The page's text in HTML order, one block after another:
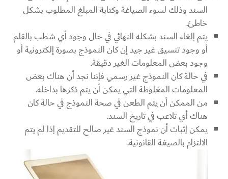
السند وذلك لسوء الصياغة وكتابة المبلغ المطلوب بشكل
خاطئ.
يتم إلغاء السند بشكله النهائي في حال وجود أي شطب بالقلم
أو وجود تنسيق غير جيد إن كان النموذج بصورة إلكترونية أو
وجود بعض المعلومات الغير دقيقة.
في حالة كان النموذج غير رسمي فإننا نجد أن هناك بعض
المعلومات المغلوطة التي يمكن أن يتم ذكرها بداخله.
من الممكن أن يتم الطعن في صحة النموذج في حالة كان
هناك أي تلاعب في تاريخ السند.
يمكن إثبات أن نموذج السند غير صالح للتقديم إذا لم يتم
الالتزام بالصيغة القانونية.